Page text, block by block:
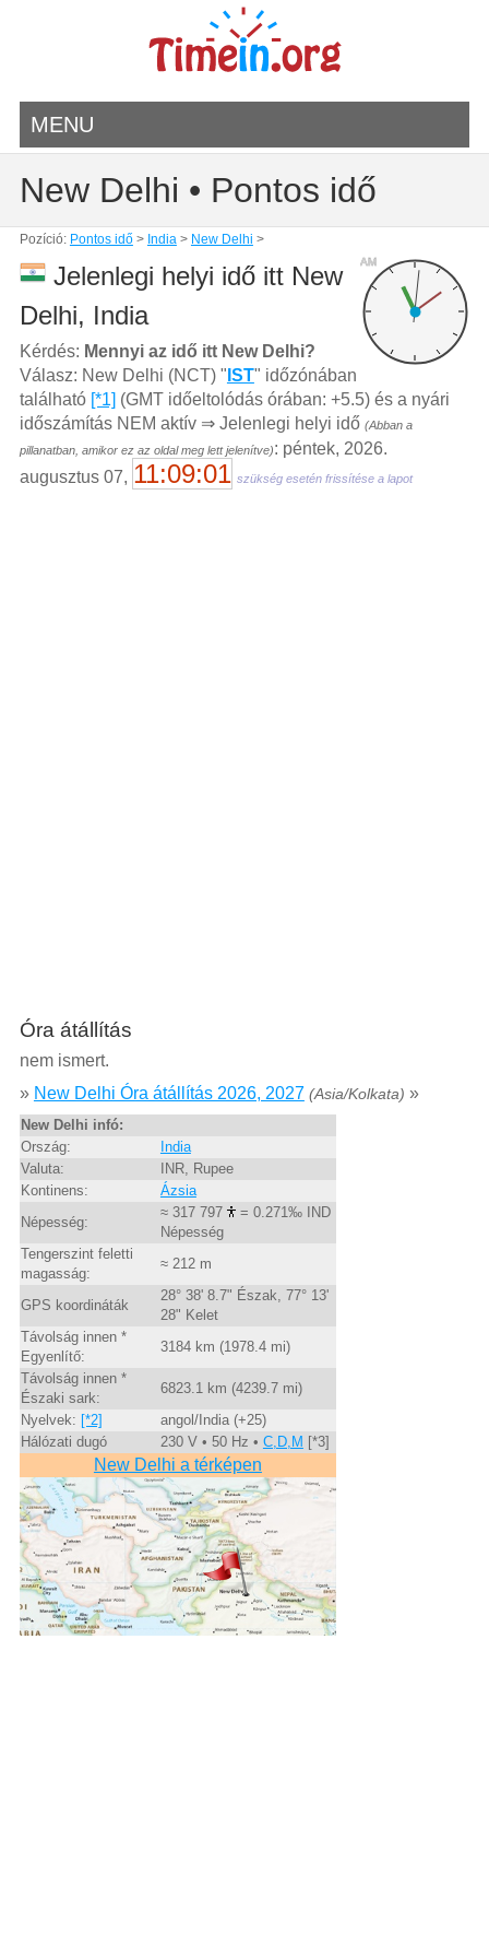
MENU
New Delhi • Pontos idő
Pozíció: Pontos idő> India> New Delhi >
AM
Jelenlegi helyi idő itt New
Delhi, India
Kérdés: Mennyi az idő itt New Delhi?
Válasz: New Delhi (NCT) " IST" időzónában
található [*1] (GMT időeltolódás órában: +5.5) és a nyári
időszámítás NEM aktív ⇒ Jelenlegi helyi idő (Abban a
pillanatban, amikor ez az oldal meg lett jelenítve): péntek, 2026.
augusztus 07, 11:09:01 szükség esetén frissítése a lapot
Óra átállítás
nem ismert.
» New Delhi Óra átállítás 2026, 2027 (Asia/Kolkata) »
New Delhi infó:
Ország:
India
Valuta:
INR, Rupee
Kontinens:
Ázsia
Népesség:
≈ 317 797
= 0.271‰ IND
Népesség
Tengerszint feletti
magasság:
≈ 212 m
GPS koordináták
28° 38' 8.7" Észak, 77° 13'
28" Kelet
Távolság innen *
Egyenlítő:
3184 km (1978.4 mi)
Távolság innen *
Északi sark:
6823.1 km (4239.7 mi)
Nyelvek: [*2]
angol/India (+25)
Hálózati dugó
230 V • 50 Hz • C,D,M [*3]
New Delhi a térképen